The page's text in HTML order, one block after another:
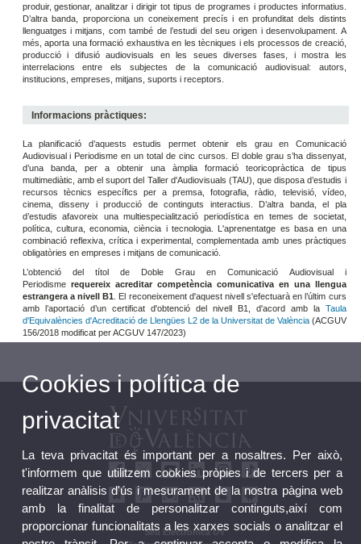
produir, gestionar, analitzar i dirigir tot tipus de programes i productes informatius.
D’altra banda, proporciona un coneixement precís i en profunditat dels distints
llenguatges i mitjans, com també de l’estudi del seu origen i desenvolupament. A
més, aporta una formació exhaustiva en les tècniques i els processos de creació,
producció i difusió audiovisuals en les seues diverses fases, i mostra les
interrelacions entre els subjectes de la comunicació audiovisual: autors,
institucions, empreses, mitjans, suports i receptors.
Informacions pràctiques:
La planificació d’aquests estudis permet obtenir els grau en Comunicació
Audiovisual i Periodisme en un total de cinc cursos. El doble grau s’ha dissenyat,
d’una banda, per a obtenir una àmplia formació teoricopràctica de tipus
multimediàtic, amb el suport del Taller d'Audiovisuals (TAU), que disposa d’estudis i
recursos tècnics específics per a premsa, fotografia, ràdio, televisió, vídeo,
cinema, disseny i producció de continguts interactius. D’altra banda, el pla
d’estudis afavoreix una multiespecialització periodística en temes de societat,
política, cultura, economia, ciència i tecnologia. L'aprenentatge es basa en una
combinació reflexiva, crítica i experimental, complementada amb unes pràctiques
obligatòries en empreses i mitjans de comunicació.
L’obtenció del títol de Doble Grau en Comunicació Audiovisual i
Periodisme requereix acreditar competència comunicativa en una llengua
estrangera a nivell B1 . El reconeixement d'aquest nivell s'efectuarà en l’últim curs
amb l’aportació d’un certificat d'obtenció del nivell B1, d'acord amb la Taula
d'Equivalències d'Acreditació de Llengües L2 de la Universitat de València(ACGUV
156/2018 modificat per ACGUV 147/2023)
Seu Electrònica UV
Cookies i política de
privacitat
La teva privacitat és important per a nosaltres. Per això,
t'informem que utilitzem cookies pròpies i de tercers per a
realitzar anàlisis d'ús i mesurament de la nostra pàgina web
amb la finalitat de personalitzar continguts,així com
proporcionar funcionalitats a les xarxes socials o analitzar el